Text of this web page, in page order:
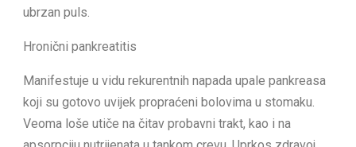
ubrzan puls.
Hronični pankreatitis
Manifestuje u vidu rekurentnih napada upale pankreasa
koji su gotovo uvijek propraćeni bolovima u stomaku.
Veoma loše utiče na čitav probavni trakt, kao i na